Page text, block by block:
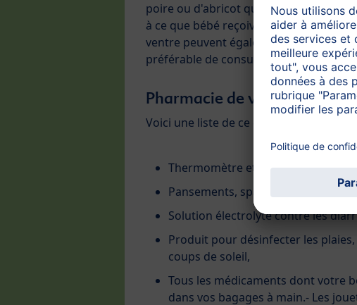
poire ou d'abricot qui facilitent le
à ce que bébé reçoive suffisamment à
ventre peuvent également aider à la
préférable de consulter un médecin.
Pharmacie de voyage
Voici une liste de ce que vous devriez
Thermomètre et suppositoires
Pansements, sparadrap, pince,
Solution électrolyte contre les
Produit pour désinfecter les
coups de soleil,
Tous les médicaments dont votre
dans vos bagages à main.- Les